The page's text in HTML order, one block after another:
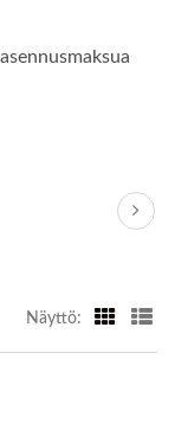
Näyttö: